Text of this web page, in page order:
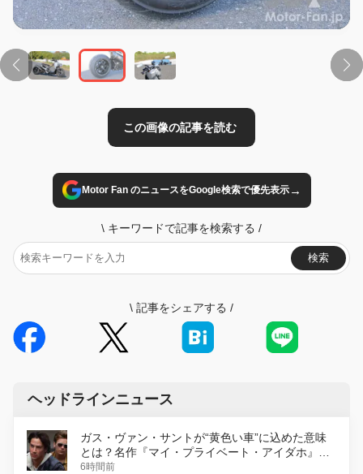
Motor Fan のニュースをGoogle検索で優先表示→
\ キーワードで記事を検索する /
検索
\ 記事をシェアする /
ヘッドラインニュース
ガス・ヴァン・サントが“黄色い車”に込めた意味
とは？名作『マイ・プライベート・アイダホ』が
初のデジタルリマスター版で復活
6時間前